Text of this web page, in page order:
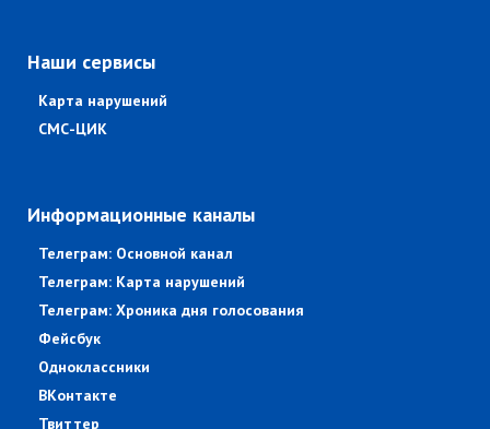
Наши сервисы
Карта нарушений
СМС-ЦИК
Информационные каналы
Телеграм: Основной канал
Телеграм: Карта нарушений
Телеграм: Хроника дня голосования
Фейсбук
Одноклассники
ВКонтакте
Твиттер